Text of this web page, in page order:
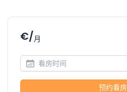
€/月
预约看房